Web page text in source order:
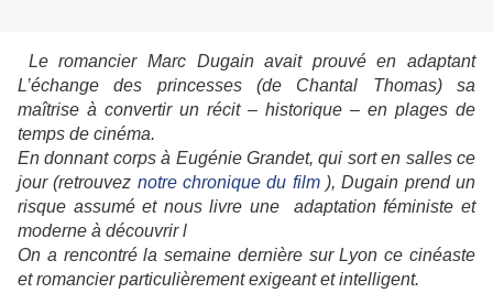
Le romancier Marc Dugain avait prouvé en adaptant
L’échange des princesses (de Chantal Thomas) sa
maîtrise à convertir un récit – historique – en plages de
temps de cinéma.
En donnant corps à Eugénie Grandet, qui sort en salles ce
jour (retrouvez notre chronique du film), Dugain prend un
risque assumé et nous livre une adaptation féministe et
moderne à découvrir l
On a rencontré la semaine dernière sur Lyon ce cinéaste
et romancier particulièrement exigeant et intelligent.